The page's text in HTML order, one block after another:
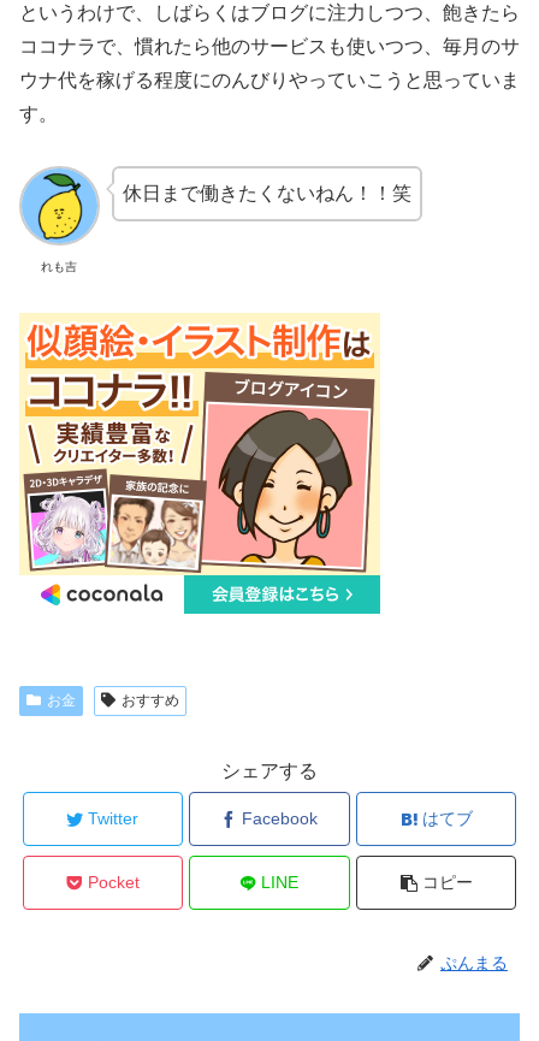
というわけで、しばらくはブログに注力しつつ、飽きたら
ココナラで、慣れたら他のサービスも使いつつ、毎月のサ
ウナ代を稼げる程度にのんびりやっていこうと思っていま
す。
れも吉
休日まで働きたくないねん！！笑
お金 おすすめ
シェアする
Twitter Facebook はてブ
Pocket LINE コピー
ぷんまる